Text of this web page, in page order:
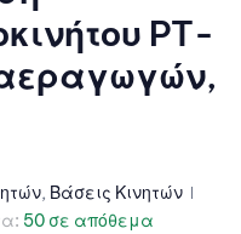
PT-
, Βάσεις Κινητών
50 σε απόθεμα